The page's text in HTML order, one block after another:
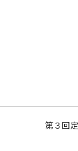
第３回